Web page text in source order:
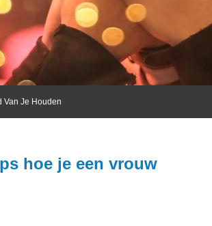
Van Je Houden
hoe je een vrouw